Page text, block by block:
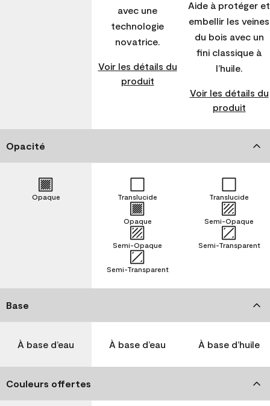
avec une
technologie
novatrice.
Voir les détails du
produit
Aide à protéger et
embellir les veines
du bois avec un
fini classique à
l’huile.
Voir les détails du
produit
Opacité
Opaque
Semi-Transparent
Semi-Opaque
Opaque
Translucide
Semi-Transparent
Semi-Opaque
Translucide
Base
À base d’eau À base d’eau À base d’huile
Couleurs offertes